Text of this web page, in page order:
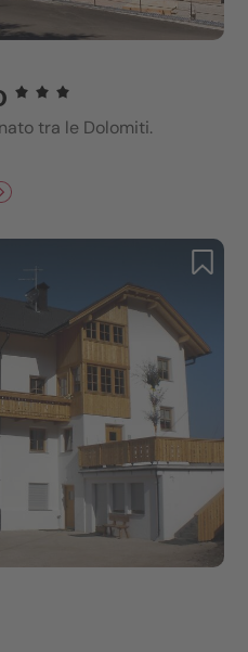
tra le Dolomiti.